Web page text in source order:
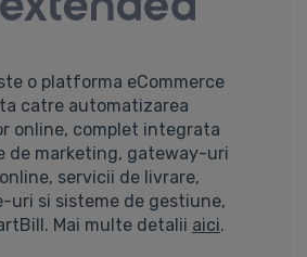
o platforma eCommerce
catre automatizarea
online, complet integrata
de marketing, gateway-uri
servicii de livrare,
uri si sisteme de gestiune,
Mai multe detalii aici.